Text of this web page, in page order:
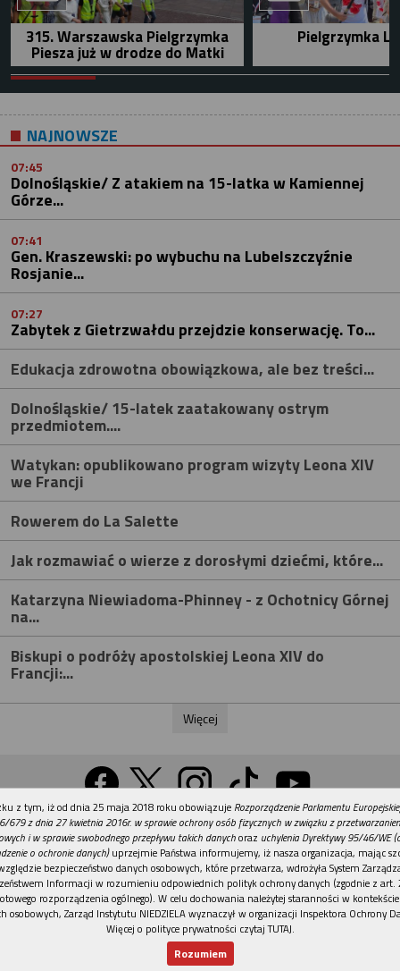
315. Warszawska Pielgrzymka
Piesza już w drodze do Matki
Pielgrzymka
NAJNOWSZE
07:45
Dolnośląskie/ Z atakiem na 15-latka w Kamiennej
Górze...
07:41
Gen. Kraszewski: po wybuchu na Lubelszczyźnie
Rosjanie...
07:27
Zabytek z Gietrzwałdu przejdzie konserwację. To...
Edukacja zdrowotna obowiązkowa, ale bez treści...
Dolnośląskie/ 15-latek zaatakowany ostrym
przedmiotem....
Watykan: opublikowano program wizyty Leona XIV
we Francji
Rowerem do La Salette
Jak rozmawiać o wierze z dorosłymi dziećmi, które...
Katarzyna Niewiadoma-Phinney - z Ochotnicy Górnej
na...
Biskupi o podróży apostolskiej Leona XIV do
Francji:...
Więcej
Wersja na komputer
Działy Tematy Kontakt Reklama
Patronaty
Polityka prywatności
© Instytut NIEDZIELA
REKLAMA
z tym, iż od dnia 25 maja 2018 roku obowiązuje Rozporządzenie Parlamentu
679 z dnia 27 kwietnia 2016r. w sprawie ochrony osób fizycznych w związku z
i w sprawie swobodnego przepływu takich danychoraz uchylenia Dyrektywy 95/46/WE
o ochronie danych)uprzejmie Państwa informujemy, iż nasza organizacja, mając
bezpieczeństwo danych osobowych, które przetwarza, wdrożyła System
Informacji w rozumieniu odpowiednich polityk ochrony danych (zgodnie z art.
rozporządzenia ogólnego). W celu dochowania należytej staranności w
osobowych, Zarząd Instytutu NIEDZIELA wyznaczył w organizacji Inspektora Ochrony
Więcej o polityce prywatności czytaj TUTAJ.
Rozumiem